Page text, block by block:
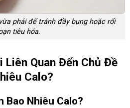
phải để tránh đầy bụng hoặc rối
tiêu hóa.
Liên Quan Đến Chủ Đề
Calo?
Bao Nhiêu Calo?